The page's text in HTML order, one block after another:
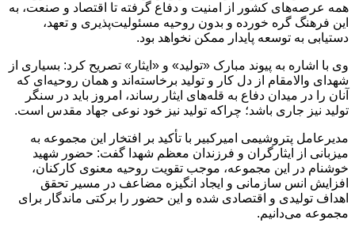
همه عرصه‌های کشور از امنیت و دفاع گرفته تا اقتصاد و صنعت، به
این فرهنگ گره خورده و بدون روحیه مسئولیت‌پذیری و تعهد،
دستیابی به توسعه پایدار ممکن نخواهد بود.
وی با اشاره به پیوند مبارک «تولید» و «ایثار» تصریح کرد: بسیاری از
شهدای والامقام از دل کار و تولید برخاسته‌اند و همان روحیه‌ای که
آنان را در میدان دفاع به قله‌های ایثار رساند، امروز باید در سنگر
تولید نیز جاری باشد؛ چراکه تولید نیز خود نوعی جهاد مقدس است.
مدیرعامل پتروشیمی امیرکبیر با تأکید بر افتخار این مجموعه به
میزبانی از ایثارگران و فرزندان معظم شهدا گفت: حضور شهید
خوشنام در این مجموعه، موجب تقویت روحیه معنوی کارکنان،
افزایش انس سازمانی و ایجاد انگیزه مضاعف در مسیر تحقق
اهداف تولیدی و اقتصادی شده و این حضور را برکتی ماندگار برای
مجموعه می‌دانیم.